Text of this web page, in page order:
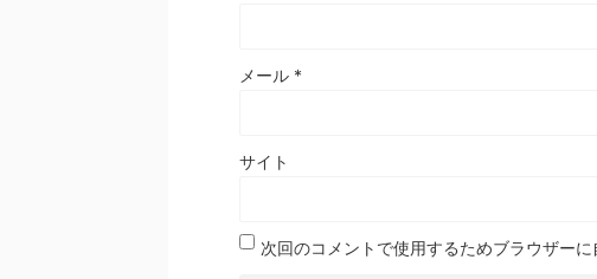
メール *
サイト
次回のコメントで使用するためブラウザー